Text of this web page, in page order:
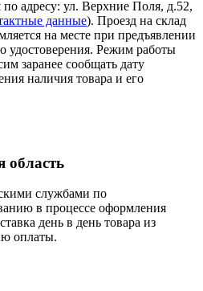
адресу: ул. Верхние Поля, д.52,
данные). Проезд на склад
на месте при предъявлении
удостоверения. Режим работы
заранее сообщать дату
наличия товара и его
область
службами по
в процессе оформления
день в день товара из
оплаты.